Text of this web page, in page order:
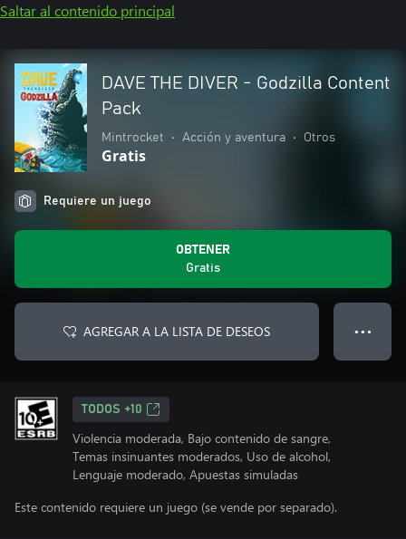
Saltar al contenido principal
DAVE THE DIVER - Godzilla Content
Pack
Mintrocket • Acción y aventura • Otros
Gratis
Requiere un juego
OBTENER
Gratis
AGREGAR A LA LISTA DE DESEOS ● ● ●
TODOS +10
Violencia moderada, Bajo contenido de sangre,
Temas insinuantes moderados, Uso de alcohol,
Lenguaje moderado, Apuestas simuladas
Este contenido requiere un juego (se vende por separado).